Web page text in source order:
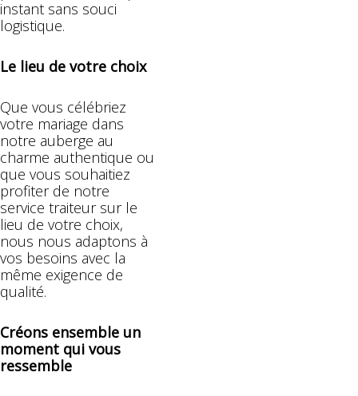
instant sans souci
logistique.
Le lieu de votre choix
Que vous célébriez
votre mariage dans
notre auberge au
charme authentique ou
que vous souhaitiez
profiter de notre
service traiteur sur le
lieu de votre choix,
nous nous adaptons à
vos besoins avec la
même exigence de
qualité.
Créons ensemble un
moment qui vous
ressemble